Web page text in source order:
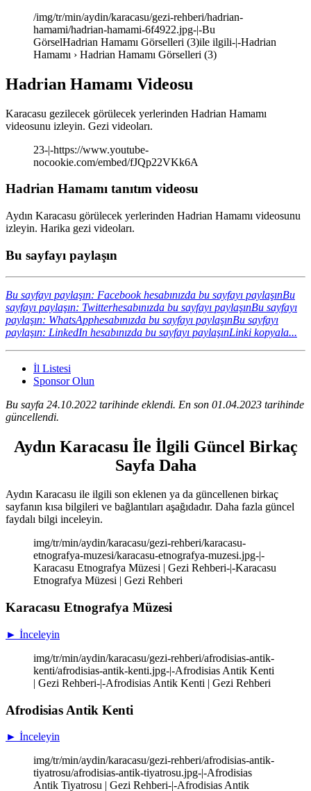
/img/tr/min/aydin/karacasu/gezi-rehberi/hadrian-
hamami/hadrian-hamami-6f4922.jpg-|-Bu
GörselHadrian Hamamı Görselleri (3)ile ilgili-|-Hadrian
Hamamı › Hadrian Hamamı Görselleri (3)
Hadrian Hamamı Videosu
Karacasu gezilecek görülecek yerlerinden Hadrian Hamamı
videosunu izleyin. Gezi videoları.
23-|-https://www.youtube-
nocookie.com/embed/fJQp22VKk6A
Hadrian Hamamı tanıtım videosu
Aydın Karacasu görülecek yerlerinden Hadrian Hamamı videosunu
izleyin. Harika gezi videoları.
Bu sayfayı paylaşın
Bu sayfayı paylaşın: Facebook hesabınızda bu sayfayı paylaşınBu
sayfayı paylaşın: Twitterhesabınızda bu sayfayı paylaşınBu sayfayı
paylaşın: WhatsApphesabınızda bu sayfayı paylaşınBu sayfayı
paylaşın: LinkedIn hesabınızda bu sayfayı paylaşınLinki kopyala...
İl Listesi
Sponsor Olun
Bu sayfa 24.10.2022 tarihinde eklendi. En son 01.04.2023 tarihinde
güncellendi.
Aydın Karacasu İle İlgili Güncel Birkaç
Sayfa Daha
Aydın Karacasu ile ilgili son eklenen ya da güncellenen birkaç
sayfanın kısa bilgileri ve bağlantıları aşağıdadır. Daha fazla güncel
faydalı bilgi inceleyin.
img/tr/min/aydin/karacasu/gezi-rehberi/karacasu-
etnografya-muzesi/karacasu-etnografya-muzesi.jpg-|-
Karacasu Etnografya Müzesi | Gezi Rehberi-|-Karacasu
Etnografya Müzesi | Gezi Rehberi
Karacasu Etnografya Müzesi
► İnceleyin
img/tr/min/aydin/karacasu/gezi-rehberi/afrodisias-antik-
kenti/afrodisias-antik-kenti.jpg-|-Afrodisias Antik Kenti
| Gezi Rehberi-|-Afrodisias Antik Kenti | Gezi Rehberi
Afrodisias Antik Kenti
► İnceleyin
img/tr/min/aydin/karacasu/gezi-rehberi/afrodisias-antik-
tiyatrosu/afrodisias-antik-tiyatrosu.jpg-|-Afrodisias
Antik Tiyatrosu | Gezi Rehberi-|-Afrodisias Antik